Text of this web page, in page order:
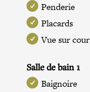
Penderie
Placards
Vue sur cour
Salle de bain 1
Baignoire